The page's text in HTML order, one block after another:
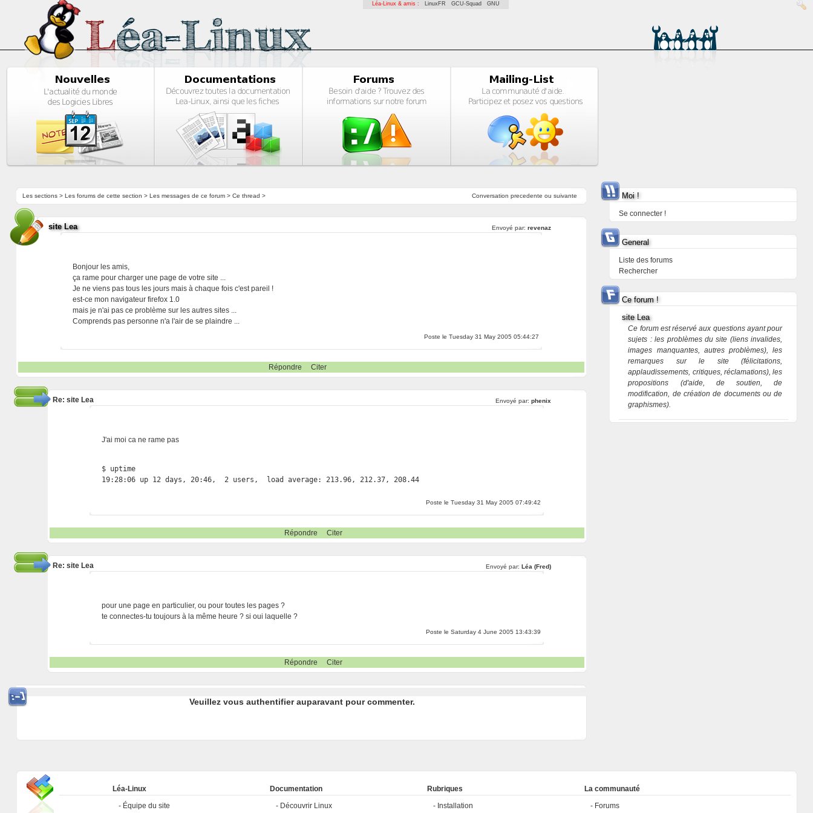
Léa-Linux & amis : LinuxFR GCU-Squad GNU
Conversation precedente ou suivante
Les sections> Les forums de cette section > Les messages de ce forum> Ce thread >
site Lea Envoyé par: revenaz
Bonjour les amis,
ça rame pour charger une page de votre site ...
Je ne viens pas tous les jours mais à chaque fois c'est pareil !
est-ce mon navigateur firefox 1.0
mais je n'ai pas ce problème sur les autres sites ...
Comprends pas personne n'a l'air de se plaindre ...
Poste le Tuesday 31 May 2005 05:44:27
Répondre Citer
Re: site Lea Envoyé par: phenix
J'ai moi ca ne rame pas
$ uptime
19:28:06 up 12 days, 20:46,  2 users,  load average: 213.96, 212.37, 208.44
Poste le Tuesday 31 May 2005 07:49:42
Répondre Citer
Re: site Lea Envoyé par: Léa (Fred)
pour une page en particulier, ou pour toutes les pages ?
te connectes-tu toujours à la même heure ? si oui laquelle ?
Poste le Saturday 4 June 2005 13:43:39
Répondre Citer
Veuillez vous authentifier auparavant pour commenter.
Moi !
Se connecter !
General
Liste des forums
Rechercher
Ce forum !
site Lea
Ce forum est réservé aux questions ayant pour
sujets : les problèmes du site (liens invalides,
images manquantes, autres problèmes), les
remarques sur le site (félicitations,
applaudissements, critiques, réclamations), les
propositions (d'aide, de soutien, de
modification, de création de documents ou de
graphismes).
Léa-Linux
Équipe du site
Documentation
Découvrir Linux
Rubriques
Installation
La communauté
Forums